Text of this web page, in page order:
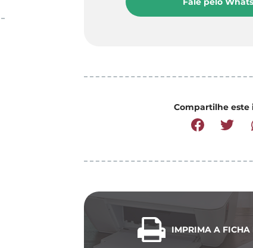
Compartilhe este
IMPRIMA A FICHA